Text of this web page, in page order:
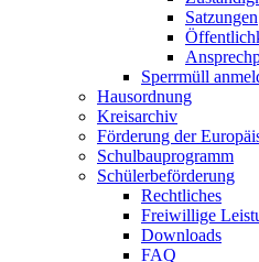
Satzungen
Sperrmüll
Hausordnung
Kreisarchiv
Förderung der
Schulbauprogramm
Schülerbeförderung
Rechtliches
Freiwillige
Downloads
FAQ